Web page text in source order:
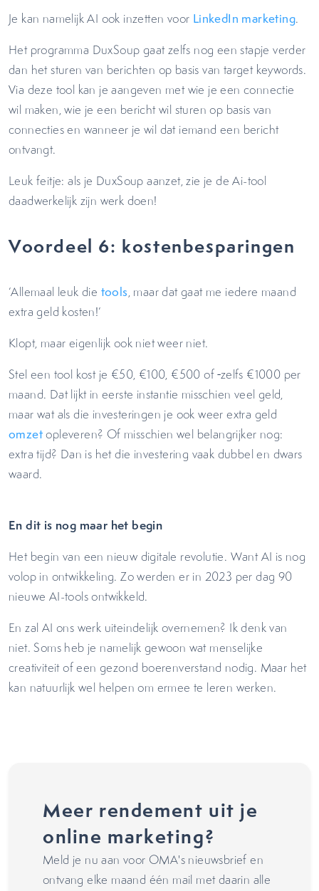
Je kan namelijk AI ook inzetten voor LinkedIn marketing.
Het programma DuxSoup gaat zelfs nog een stapje verder
dan het sturen van berichten op basis van target keywords.
Via deze tool kan je aangeven met wie je een connectie
wil maken, wie je een bericht wil sturen op basis van
connecties en wanneer je wil dat iemand een bericht
ontvangt.
Leuk feitje: als je DuxSoup aanzet, zie je de Ai-tool
daadwerkelijk zijn werk doen!
Voordeel 6: kostenbesparingen
‘Allemaal leuk die tools, maar dat gaat me iedere maand
extra geld kosten!’
Klopt, maar eigenlijk ook niet weer niet.
Stel een tool kost je €50, €100, €500 of zelfs €1000 per
maand. Dat lijkt in eerste instantie misschien veel geld,
maar wat als die investeringen je ook weer extra geld
omzetopleveren? Of misschien wel belangrijker nog:
extra tijd? Dan is het die investering vaak dubbel en dwars
waard.
En dit is nog maar het begin
Het begin van een nieuw digitale revolutie. Want AI is nog
volop in ontwikkeling. Zo werden er in 2023 per dag 90
nieuwe AI-tools ontwikkeld.
En zal AI ons werk uiteindelijk overnemen? Ik denk van
niet. Soms heb je namelijk gewoon wat menselijke
creativiteit of een gezond boerenverstand nodig. Maar het
kan natuurlijk wel helpen om ermee te leren werken.
Meer rendement uit je
online marketing?
Meld je nu aan voor OMA's nieuwsbrief en
ontvang elke maand één mail met daarin alle